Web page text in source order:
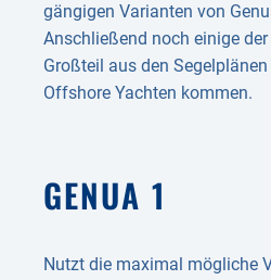
gängigen Varianten von
Anschließend noch einige
Großteil aus den
Offshore Yachten kommen.
GENUA 1
Nutzt die maximal mögliche